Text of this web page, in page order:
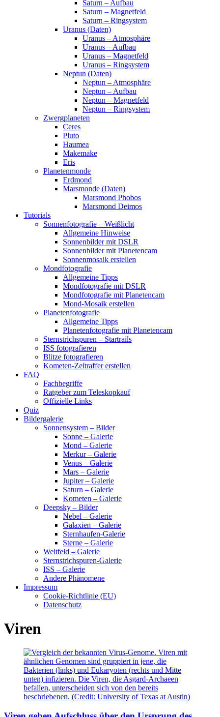
Saturn – Aufbau
Saturn – Magnetfeld
Saturn – Ringsystem
Uranus (Daten)
Uranus – Atmosphäre
Uranus – Aufbau
Uranus – Magnetfeld
Uranus – Ringsystem
Neptun (Daten)
Neptun – Atmosphäre
Neptun – Aufbau
Neptun – Magnetfeld
Neptun – Ringsystem
Zwergplaneten
Ceres
Pluto
Haumea
Makemake
Eris
Planetenmonde
Erdmond
Marsmonde (Daten)
Marsmond Phobos
Marsmond Deimos
Tutorials
Sonnenfotografie – Weißlicht
Allgemeine Hinweise
Sonnenbilder mit DSLR
Sonnenbilder mit Planetencam
Sonnenmosaik erstellen
Mondfotografie
Allgemeine Tipps
Mondfotografie mit DSLR
Mondfotografie mit Planetencam
Mond-Mosaik erstellen
Planetenfotografie
Allgemeine Tipps
Planetenfotografie mit Planetencam
Sternstrichspuren – Startrails
ISS fotografieren
Blitze fotografieren
Kometen-Zeitraffer erstellen
FAQ
Fachbegriffe
Ratgeber zum Teleskopkauf
Offizielle Links
Quiz
Bildergalerie
Sonnensystem – Bilder
Sonne – Galerie
Mond – Galerie
Merkur – Galerie
Venus – Galerie
Mars – Galerie
Jupiter – Galerie
Saturn – Galerie
Kometen – Galerie
Deepsky – Bilder
Nebel – Galerie
Galaxien – Galerie
Sternhaufen-Galerie
Sterne – Galerie
Weitfeld – Galerie
Sternstrichspuren-Galerie
ISS – Galerie
Andere Phänomene
Impressum
Cookie-Richtlinie (EU)
Datenschutz
Viren